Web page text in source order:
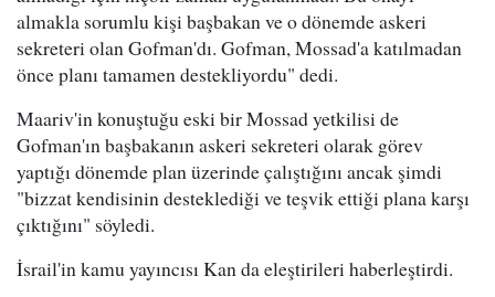
almakla sorumlu kişi başbakan ve o dönemde askeri
sekreteri olan Gofman'dı. Gofman, Mossad'a katılmadan
önce planı tamamen destekliyordu" dedi.
Maariv'in konuştuğu eski bir Mossad yetkilisi de
Gofman'ın başbakanın askeri sekreteri olarak görev
yaptığı dönemde plan üzerinde çalıştığını ancak şimdi
"bizzat kendisinin desteklediği ve teşvik ettiği plana karşı
çıktığını" söyledi.
İsrail'in kamu yayıncısı Kan da eleştirileri haberleştirdi.